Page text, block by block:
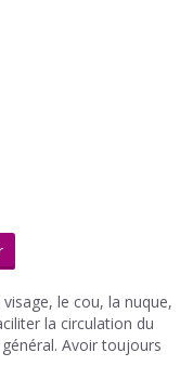
le cou, la nuque,
la circulation du
Avoir toujours